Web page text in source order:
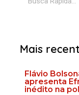
Mais
Flávio
apresenta
inédito na